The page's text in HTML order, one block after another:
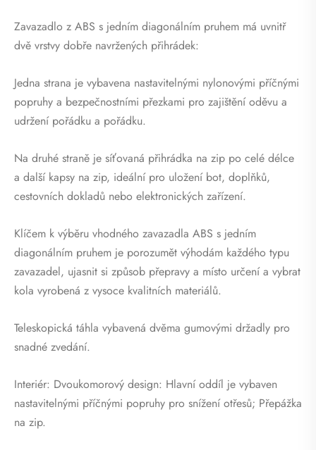
Zavazadlo z ABS s jedním diagonálním pruhem má uvnitř
dvě vrstvy dobře navržených přihrádek:
Jedna strana je vybavena nastavitelnými nylonovými příčnými
popruhy a bezpečnostními přezkami pro zajištění oděvu a
udržení pořádku a pořádku.
Na druhé straně je síťovaná přihrádka na zip po celé délce
a další kapsy na zip, ideální pro uložení bot, doplňků,
cestovních dokladů nebo elektronických zařízení.
Klíčem k výběru vhodného zavazadla ABS s jedním
diagonálním pruhem je porozumět výhodám každého typu
zavazadel, ujasnit si způsob přepravy a místo určení a vybrat
kola vyrobená z vysoce kvalitních materiálů.
Teleskopická táhla vybavená dvěma gumovými držadly pro
snadné zvedání.
Interiér: Dvoukomorový design: Hlavní oddíl je vybaven
nastavitelnými příčnými popruhy pro snížení otřesů; Přepážka
na zip.